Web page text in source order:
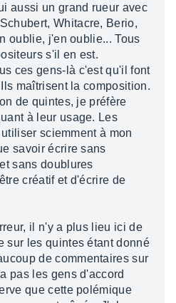
aussi un grand rueur avec
Whitacre, Berio,
oublie, j'en oublie... Tous
s'il en est.
ces gens-là c'est qu'il font
maîtrisent la composition.
de quintes, je préfère
à leur usage. Les
sciemment à mon
savoir écrire sans
sans doublures
créatif et d'écrire de
il n'y a plus lieu ici de
sur les quintes étant donné
de commentaires sur
pas les gens d'accord
que cette polémique